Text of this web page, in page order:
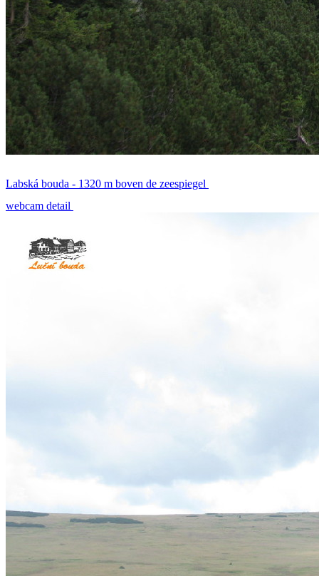
Labská bouda - 1320 m boven de zeespiegel
webcam detail